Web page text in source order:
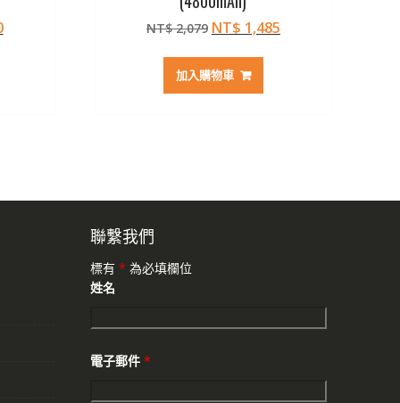
目
NT$2,079 原
價
格：
NT$ 1,485目
加入購物車
聯繫我們
標有 * 為必填欄位
姓名
電子郵件 *